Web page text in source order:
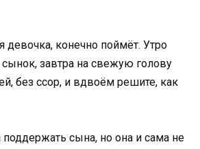
девочка, конечно поймёт. Утро
завтра на свежую голову
без ссор, и вдвоём решите, как
поддержать сына, но она и сама не